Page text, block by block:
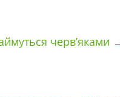
черв’яками